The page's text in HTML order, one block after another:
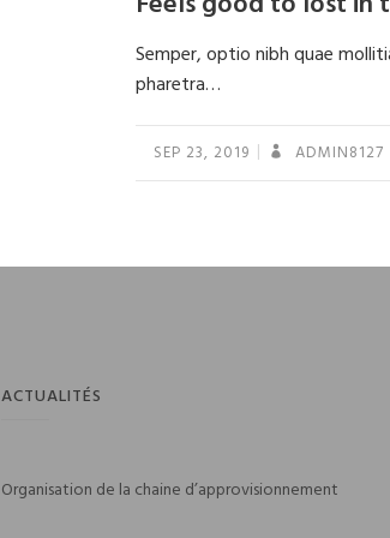
Semper, optio nibh quae
pharetra…
SEP 23, 2019 ADMIN8127
ACTUALITÉS
Organisation de la chaine d’approvisionnement